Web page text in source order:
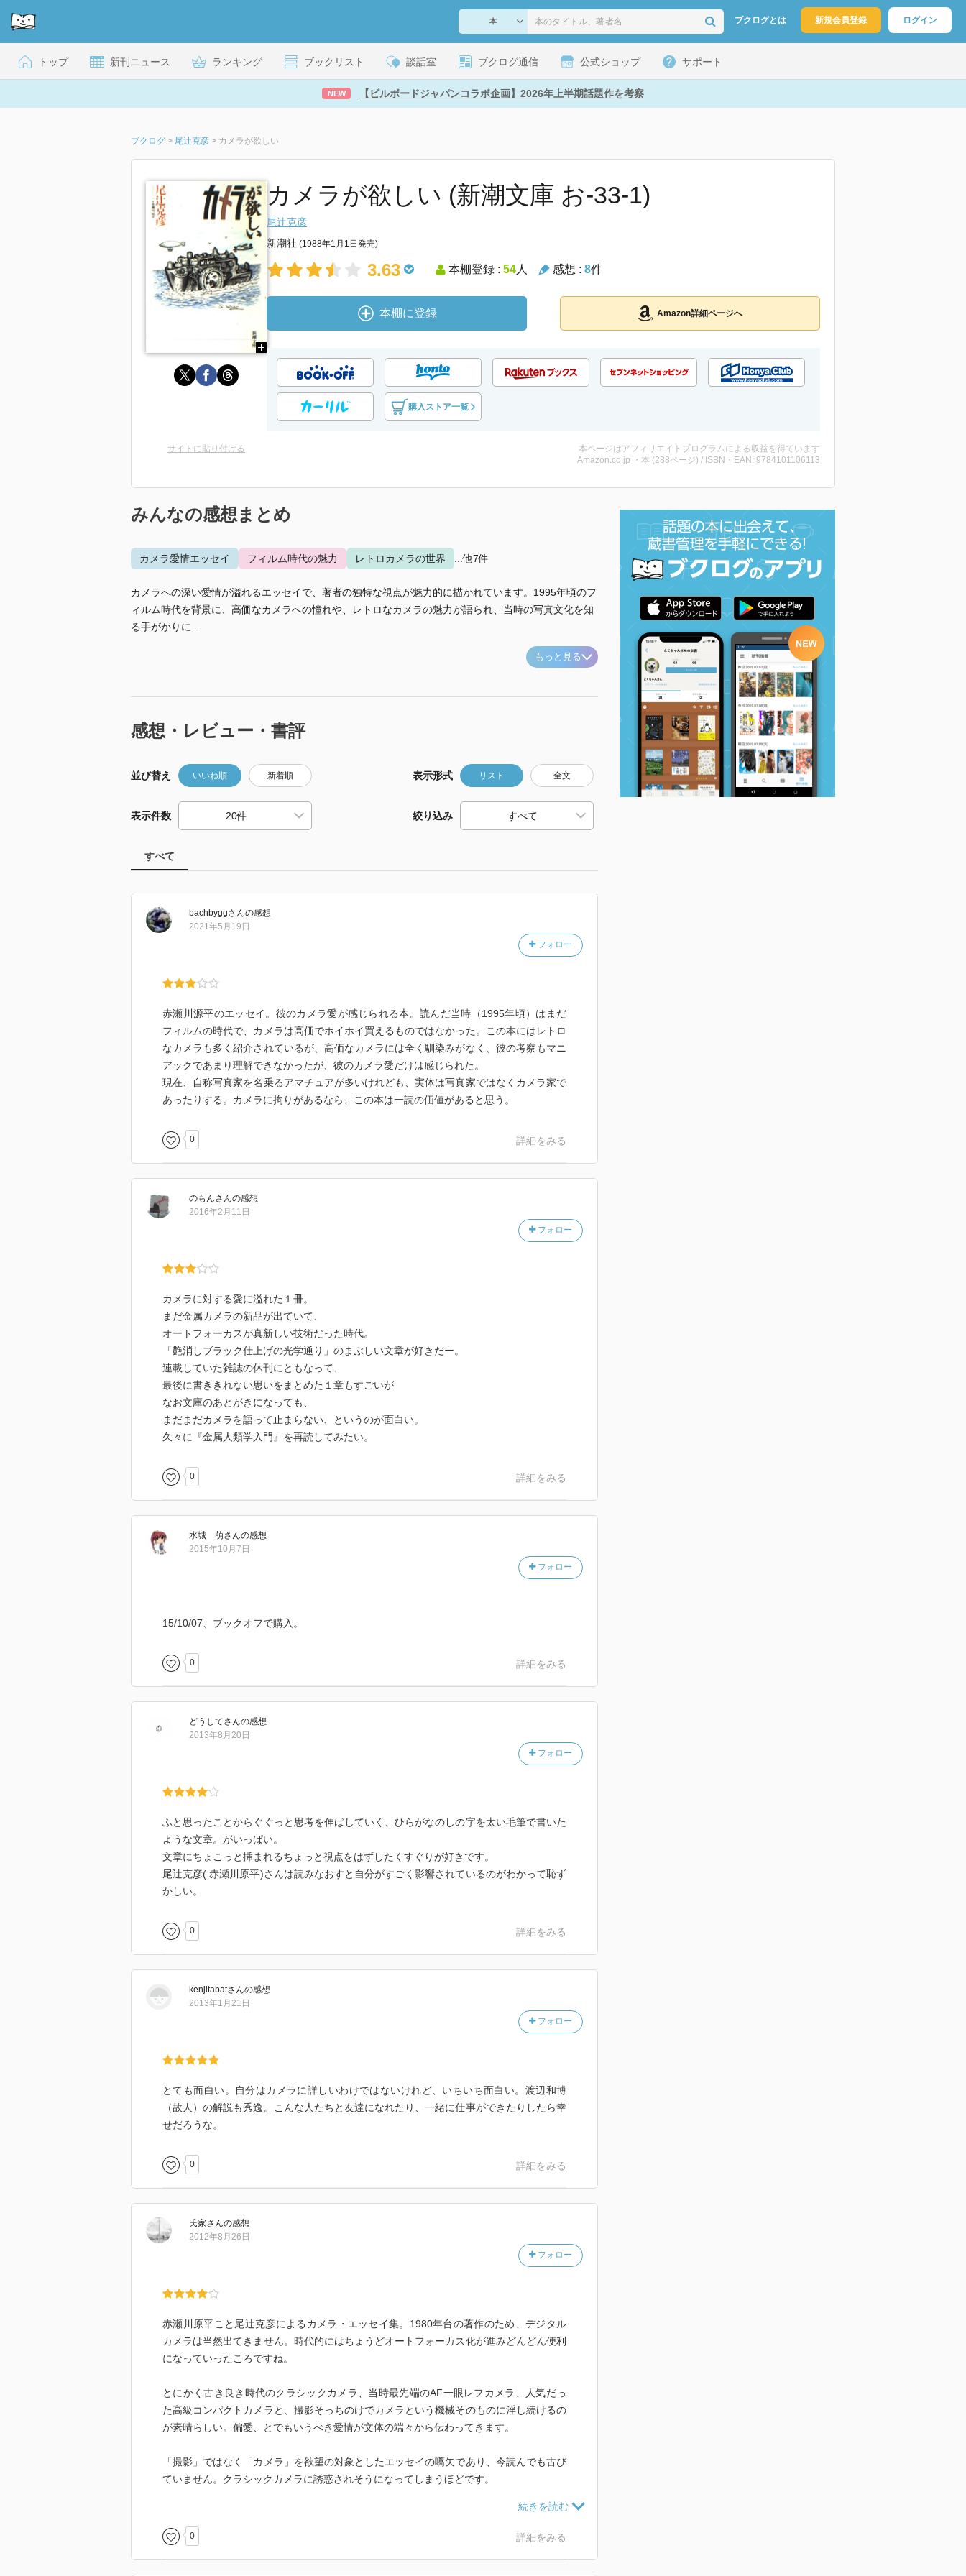
ブクログとは 新規会員登録 ログイン
トップ 新刊ニュース ランキング ブックリスト 談話室 ブクログ通信 公式ショップ サポート
NEW 【ビルボードジャパンコラボ企画】2026年上半期話題作を考察
ブクログ > 尾辻克彦 > カメラが欲しい
カメラが欲しい (新潮文庫 お-33-1)
尾辻克彦
新潮社 (1988年1月1日発売)
3.63 本棚登録 : 54人 感想 : 8件
本棚に登録 Amazon詳細ページへ
購入ストア一覧
サイトに貼り付ける
本ページはアフィリエイトプログラムによる収益を得ています
Amazon.co.jp ・本 (288ページ) / ISBN・EAN: 9784101106113
みんなの感想まとめ
カメラ愛情エッセイ フィルム時代の魅力 レトロカメラの世界 ...他7件
カメラへの深い愛情が溢れるエッセイで、著者の独特な視点が魅力的に描かれています。1995年頃のフ
ィルム時代を背景に、高価なカメラへの憧れや、レトロなカメラの魅力が語られ、当時の写真文化を知
る手がかりに...
もっと見る
感想・レビュー・書評
並び替え いいね順 新着順 表示形式 リスト 全文
表示件数 絞り込み
すべて
bachbyggさんの感想
フォロー
2021年5月19日
赤瀬川源平のエッセイ。彼のカメラ愛が感じられる本。読んだ当時（1995年頃）はまだ
フィルムの時代で、カメラは高価でホイホイ買えるものではなかった。この本にはレトロ
なカメラも多く紹介されているが、高価なカメラには全く馴染みがなく、彼の考察もマニ
アックであまり理解できなかったが、彼のカメラ愛だけは感じられた。
現在、自称写真家を名乗るアマチュアが多いけれども、実体は写真家ではなくカメラ家で
あったりする。カメラに拘りがあるなら、この本は一読の価値があると思う。
0 詳細をみる
のもんさんの感想
フォロー
2016年2月11日
カメラに対する愛に溢れた１冊。
まだ金属カメラの新品が出ていて、
オートフォーカスが真新しい技術だった時代。
「艶消しブラック仕上げの光学通り」のまぶしい文章が好きだー。
連載していた雑誌の休刊にともなって、
最後に書ききれない思いをまとめた１章もすごいが
なお文庫のあとがきになっても、
まだまだカメラを語って止まらない、というのが面白い。
久々に『金属人類学入門』を再読してみたい。
0 詳細をみる
水城 萌さんの感想
フォロー
2015年10月7日
15/10/07、ブックオフで購入。
0 詳細をみる
どうしてさんの感想
フォロー
2013年8月20日
ふと思ったことからぐぐっと思考を伸ばしていく、ひらがなのしの字を太い毛筆で書いた
ような文章。がいっぱい。
文章にちょこっと挿まれるちょっと視点をはずしたくすぐりが好きです。
尾辻克彦( 赤瀬川原平)さんは読みなおすと自分がすごく影響されているのがわかって恥ず
かしい。
0 詳細をみる
kenjitabatさんの感想
フォロー
2013年1月21日
とても面白い。自分はカメラに詳しいわけではないけれど、いちいち面白い。渡辺和博
（故人）の解説も秀逸。こんな人たちと友達になれたり、一緒に仕事ができたりしたら幸
せだろうな。
0 詳細をみる
氏家さんの感想
フォロー
2012年8月26日
赤瀬川原平こと尾辻克彦によるカメラ・エッセイ集。1980年台の著作のため、デジタル
カメラは当然出てきません。時代的にはちょうどオートフォーカス化が進みどんどん便利
になっていったころですね。
とにかく古き良き時代のクラシックカメラ、当時最先端のAF一眼レフカメラ、人気だっ
た高級コンパクトカメラと、撮影そっちのけでカメラという機械そのものに淫し続けるの
が素晴らしい。偏愛、とでもいうべき愛情が文体の端々から伝わってきます。
「撮影」ではなく「カメラ」を欲望の対象としたエッセイの嚆矢であり、今読んでも古び
ていません。クラシックカメラに誘惑されそうになってしまうほどです。
0 詳細をみる